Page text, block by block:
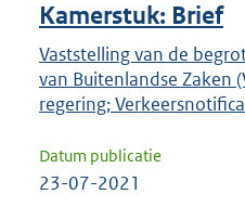
Kamerstuk: Brief
Vaststelling van de
van Buitenlandse Zaken
regering;
Datum publicatie
23-07-2021